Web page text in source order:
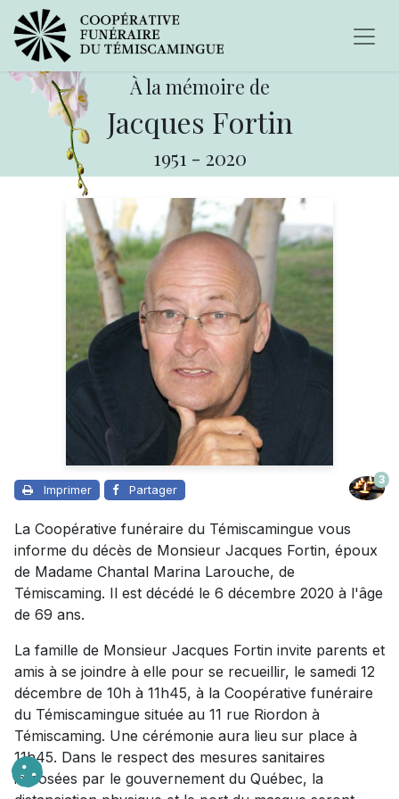
À la mémoire de
Jacques Fortin
1951 - 2020
Imprimer Partager
3
La Coopérative funéraire du Témiscamingue vous
informe du décès de Monsieur Jacques Fortin, époux
de Madame Chantal Marina Larouche, de
Témiscaming. Il est décédé le 6 décembre 2020 à l'âge
de 69 ans.
La famille de Monsieur Jacques Fortin invite parents et
amis à se joindre à elle pour se recueillir, le samedi 12
décembre de 10h à 11h45, à la Coopérative funéraire
du Témiscamingue située au 11 rue Riordon à
Témiscaming. Une cérémonie aura lieu sur place à
11h45. Dans le respect des mesures sanitaires
imposées par le gouvernement du Québec, la